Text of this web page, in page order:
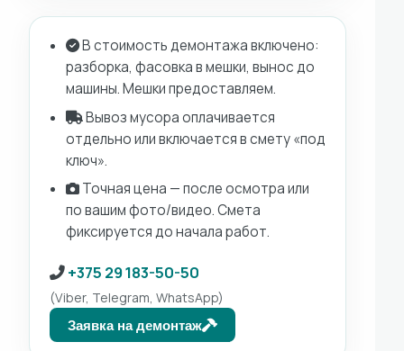
В стоимость демонтажа включено:
разборка, фасовка в мешки, вынос до
машины. Мешки предоставляем.
Вывоз мусора оплачивается
отдельно или включается в смету «под
ключ».
Точная цена — после осмотра или
по вашим фото/видео. Смета
фиксируется до начала работ.
+375 29 183-50-50
(Viber, Telegram, WhatsApp)
Заявка на демонтаж